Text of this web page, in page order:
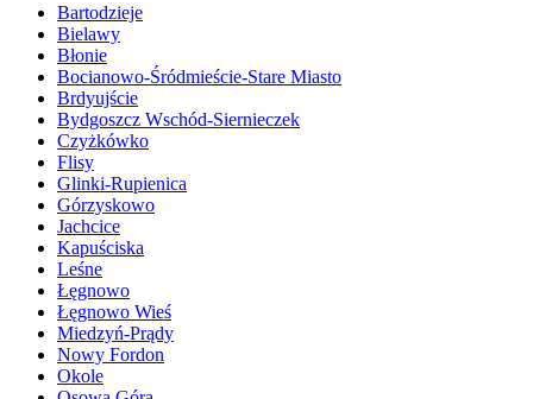
Bartodzieje
Bielawy
Błonie
Bocianowo-Śródmieście-Stare Miasto
Brdyujście
Bydgoszcz Wschód-Siernieczek
Czyżkówko
Flisy
Glinki-Rupienica
Górzyskowo
Jachcice
Kapuściska
Leśne
Łęgnowo
Łęgnowo Wieś
Miedzyń-Prądy
Nowy Fordon
Okole